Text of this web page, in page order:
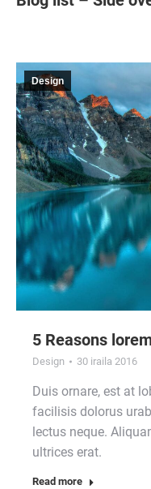
Design
5 Reasons
Design 30 iraila 2016
Duis ornare, est at
facilisis dolorus
lectus neque.
ultrices erat.
Read more